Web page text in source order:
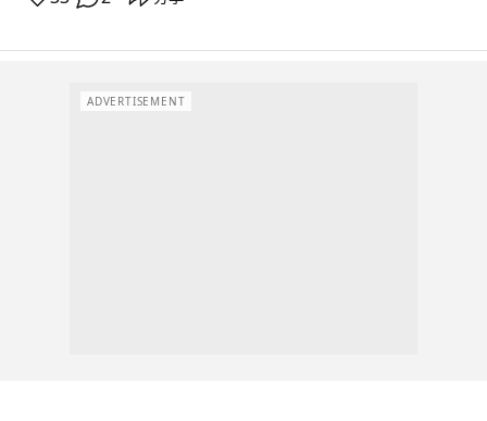
ADVERTISEMENT